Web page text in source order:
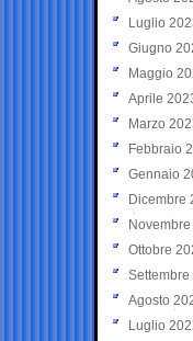
Luglio
Giugno
Maggio
Aprile
Marzo
Febbraio
Gennaio
Dicembre
Ottobre
Settembre
Agosto
Luglio